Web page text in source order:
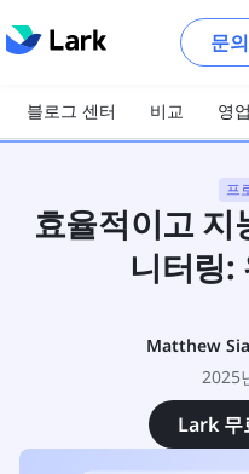
문
블로그 센터 비교 영
프
효율적이고 지
니터링:
Matthew Sia
2025
Lark 무